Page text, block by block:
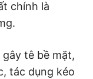
chính là
tê bề mặt,
tác dụng kéo